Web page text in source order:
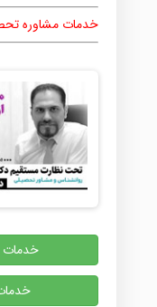
خدمات مشاوره
خدمات